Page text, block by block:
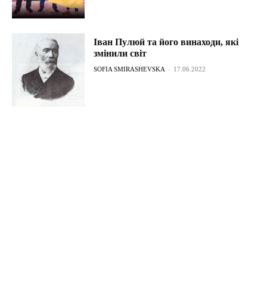
Іван Пулюй та його винаходи, які
змінили світ
SOFIA SMIRASHEVSKA - 17.06.2022